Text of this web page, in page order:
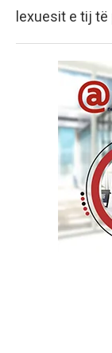
lexuesit e tij të